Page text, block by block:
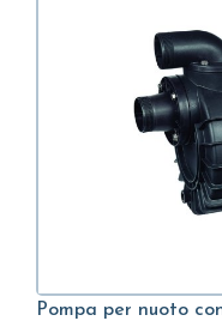
Pompa per nuoto